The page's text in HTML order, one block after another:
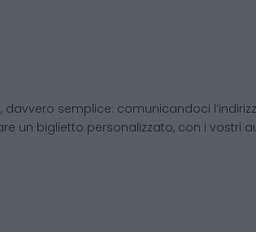
semplice: comunicandoci
un biglietto personalizzato, con i vostri